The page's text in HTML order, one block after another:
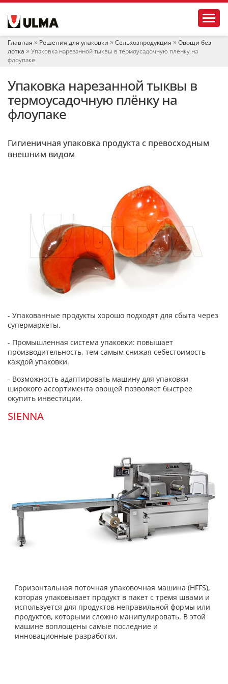
и Главная Решения для упаковки Сельхозпродукция
Овощи без
лотка
Упаковка нарезанной тыквы в термоусадочную плёнку на
флоупаке
Упаковка нарезанной тыквы в
термоусадочную плёнку на
флоупаке
Гигиеничная упаковка продукта с превосходным
внешним видом
- Упакованные продукты хорошо подходят для сбыта через
супермаркеты.
- Промышленная система упаковки: повышает
производительность, тем самым снижая себестоимость
каждой упаковки.
- Возможность адаптировать машину для упаковки
широкого ассортимента овощей позволяет быстрее
окупить инвестиции.
SIENNA
Горизонтальная поточная упаковочная машина (HFFS),
которая упаковывает продукт в пакет с тремя швами и
используется для продуктов неправильной формы или
продуктов, которыми сложно манипулировать. В этой
машине воплощены самые последние и
инновационные разработки.